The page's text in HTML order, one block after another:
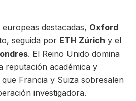
destacadas, Oxford
seguida por ETH Zúrich y el
. El Reino Unido domina
reputación académica y
Francia y Suiza sobresalen
investigadora.